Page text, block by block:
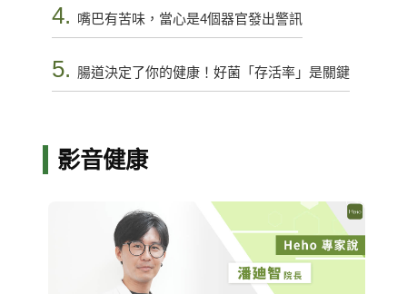
4. 嘴巴有苦味，當心是4個器官發出警訊
5. 腸道決定了你的健康！好菌「存活率」是關鍵
影音健康